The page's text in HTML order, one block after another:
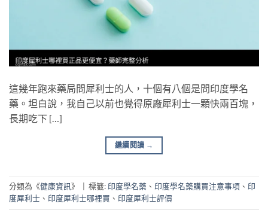
這幾年跑來藥局問犀利士的人，十個有八個是問印度學名
藥。坦白說，我自己以前也覺得原廠犀利士一顆快兩百塊，
長期吃下 […]
繼續閱讀 →
分類為《健康資訊》 標籤:印度學名藥 、 印度學名藥購買注意事項 、 印
度犀利士 、 印度犀利士哪裡買 、 印度犀利士評價